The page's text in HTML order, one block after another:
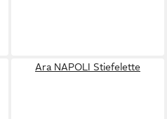
Ara NAPOLI Stiefelette